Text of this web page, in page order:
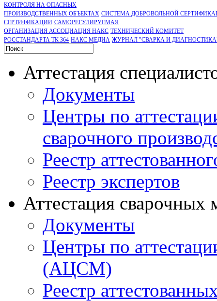
КОНТРОЛЯ НА ОПАСНЫХ
ПРОИЗВОДСТВЕННЫХ ОБЪЕКТАХ СИСТЕМА ДОБРОВОЛЬНОЙ
CЕРТИФИКАЦИИ САМОРЕГУЛИРУЕМАЯ
ОРГАНИЗАЦИЯ АССОЦИАЦИЯ НАКС ТЕХНИЧЕСКИЙ КОМИТЕТ
РОССТАНДАРТА ТК 364 НАКС МЕДИА ЖУРНАЛ "СВАРКА И
Аттестация
Документы
Центры по
сварочного
Реестр
Реестр экспертов
Аттестация сварочных
Документы
Центры по
(АЦСМ)
Реестр